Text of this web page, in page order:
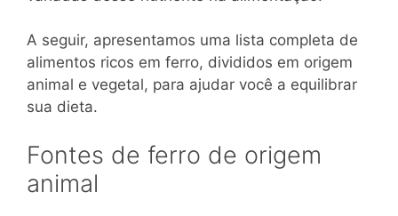
A seguir, apresentamos uma lista completa de
alimentos ricos em ferro, divididos em origem
animal e vegetal, para ajudar você a equilibrar
sua dieta.
Fontes de ferro de origem
animal